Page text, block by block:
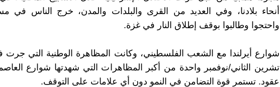
أنحاء بلادنا، وفي العديد من القرى والبلدات والمدن، خرج الناس في
واحتجوا وطالبوا بوقف إطلاق النار في غزة.
تشرين الثاني/نوفمبر واحدة من أكبر المظاهرات التي شهدتها شوارع
عقود. تستمر قوة التضامن في النمو دون أي علامات على التوقف.